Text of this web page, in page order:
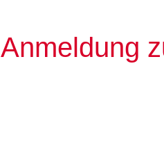
Anmeldung